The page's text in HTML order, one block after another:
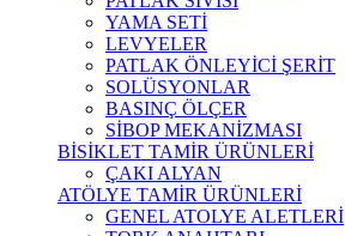
YAMA SETİ
LEVYELER
PATLAK ÖNLEYİCİ ŞERİT
SOLÜSYONLAR
BASINÇ ÖLÇER
SİBOP MEKANİZMASI
BİSİKLET TAMİR ÜRÜNLERİ
ÇAKI ALYAN
ATÖLYE TAMİR ÜRÜNLERİ
GENEL ATOLYE ALETLERİ